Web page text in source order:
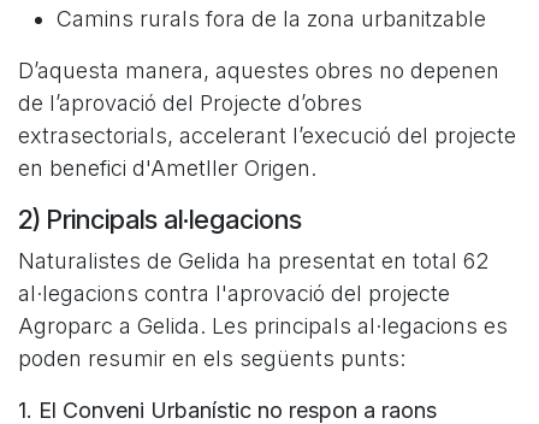
Camins rurals fora de la zona urbanitzable
D’aquesta manera, aquestes obres no depenen
de l’aprovació del Projecte d’obres
extrasectorials, accelerant l’execució del projecte
en benefici d'Ametller Origen.
2) Principals al·legacions
Naturalistes de Gelida ha presentat en total 62
al·legacions contra l'aprovació del projecte
Agroparc a Gelida. Les principals al·legacions es
poden resumir en els següents punts:
1. El Conveni Urbanístic no respon a raons